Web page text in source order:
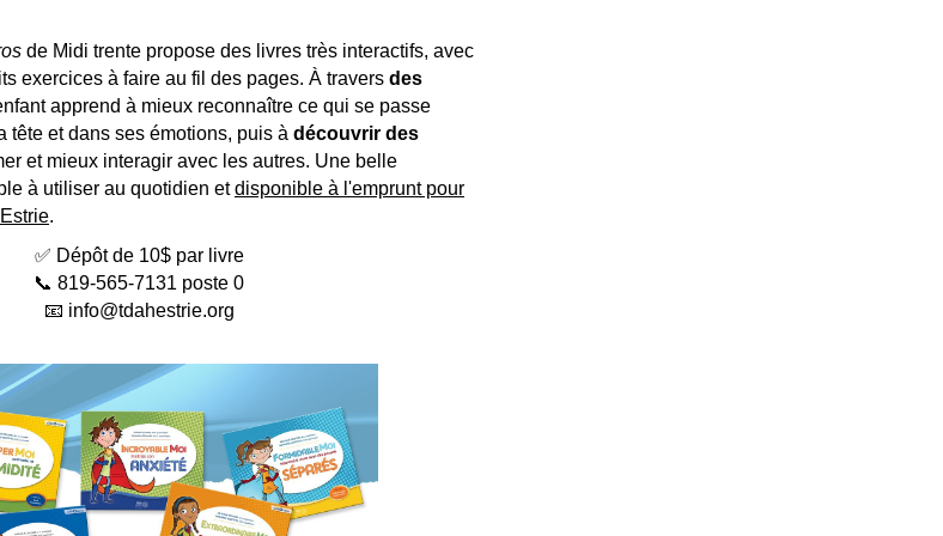
de Midi trente propose des livres très interactifs, avec
exercices à faire au fil des pages. À travers des
apprend à mieux reconnaître ce qui se passe
tête et dans ses émotions, puis à découvrir des
et mieux interagir avec les autres. Une belle
à utiliser au quotidien etdisponible à l'emprunt pour
.
✅ Dépôt de 10$ par livre
📞 819-565-7131 poste 0
📧 info@tdahestrie.org